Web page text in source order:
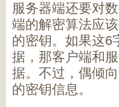
服务器端还要对
端的解密算法应
的密钥。如果这6
据，那客户端和
据。不过，偶倾
的密钥信息。